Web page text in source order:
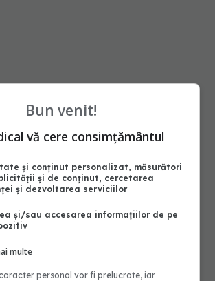
Bun venit!
vă cere consimțământul
și conținut personalizat, măsurători
și de conținut, cercetarea
și dezvoltarea serviciilor
și/sau accesarea informațiilor de pe
multe
personal vor fi prelucrate, iar